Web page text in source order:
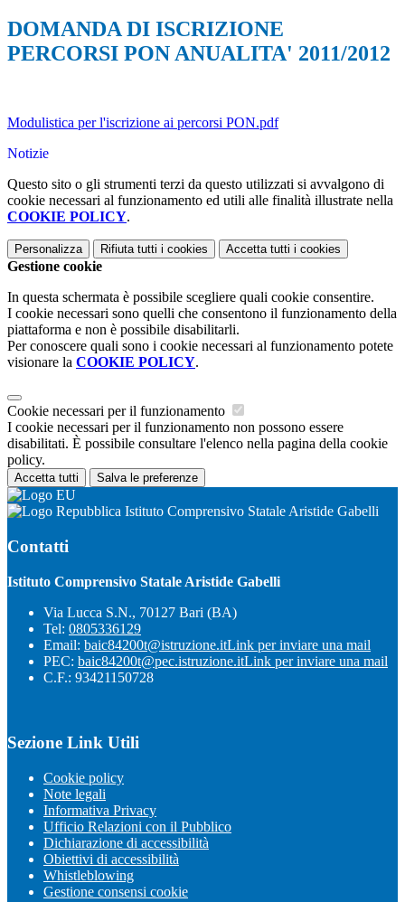
DOMANDA DI ISCRIZIONE
PERCORSI PON ANUALITA' 2011/2012
Modulistica per l'iscrizione ai percorsi PON.pdf
Notizie
Questo sito o gli strumenti terzi da questo utilizzati si avvalgono di
cookie necessari al funzionamento ed utili alle finalità illustrate nella
COOKIE POLICY.
Personalizza Rifiuta tutti i cookies Accetta tutti i cookies
Gestione cookie
In questa schermata è possibile scegliere quali cookie consentire.
I cookie necessari sono quelli che consentono il funzionamento della
piattaforma e non è possibile disabilitarli.
Per conoscere quali sono i cookie necessari al funzionamento potete
visionare la COOKIE POLICY.
Cookie necessari per il funzionamento
I cookie necessari per il funzionamento non possono essere
disabilitati. È possibile consultare l'elenco nella pagina della cookie
policy.
Accetta tutti Salva le preferenze
Istituto Comprensivo Statale Aristide Gabelli
Contatti
Istituto Comprensivo Statale Aristide Gabelli
Via Lucca S.N., 70127 Bari (BA)
Tel: 0805336129
Email: baic84200t@istruzione.itLink per inviare una mail
PEC: baic84200t@pec.istruzione.itLink per inviare una mail
C.F.: 93421150728
Sezione Link Utili
Cookie policy
Note legali
Informativa Privacy
Ufficio Relazioni con il Pubblico
Dichiarazione di accessibilità
Obiettivi di accessibilità
Whistleblowing
Gestione consensi cookie